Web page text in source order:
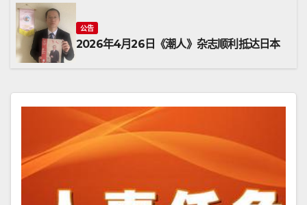
公告
2026年4月26日《潮人》杂志顺利抵达日本